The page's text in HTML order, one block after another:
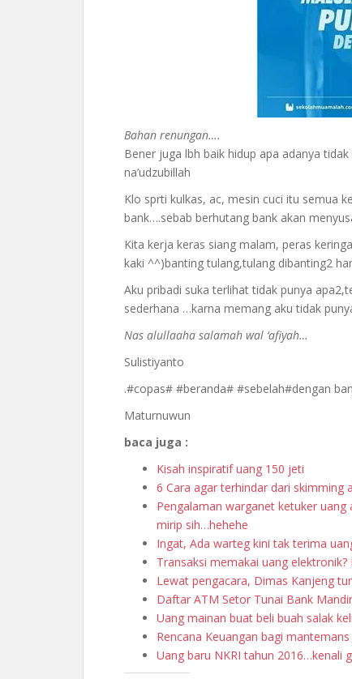
Bahan renungan….
Bener juga lbh baik hidup apa adanya
na’udzubillah
Klo sprti kulkas, ac, mesin cuci itu semua
bank….sebab berhutang bank akan
Kita kerja keras siang malam, peras
kaki ^^)banting tulang,tulang dibanting2
Aku pribadi suka terlihat tidak punya
sederhana …karna memang aku tidak
Nas alullaaha salamah wal ‘afiyah…
Sulistiyanto
.#copas# #beranda# #sebelah#dengan
Maturnuwun
baca juga :
Kisah inspiratif uang 150 jeti
6 Cara agar terhindar dari skimming
Pengalaman warganet ketuker uang
mirip sih…hehehe
Ingat, Ada warteg kini tak terima
Transaksi memakai uang
Lewat pengacara, Dimas Kanjeng
Daftar ATM Setor Tunai Bank
Uang mainan buat beli buah salak
Rencana Keuangan bagi
Uang baru NKRI tahun 2016…kenali